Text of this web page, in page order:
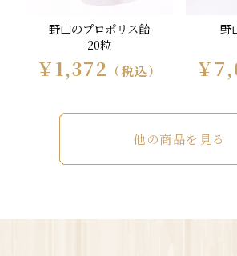
野山のプロポリス飴
20粒
￥1,372 （税込）
野
￥
他の商品を見る